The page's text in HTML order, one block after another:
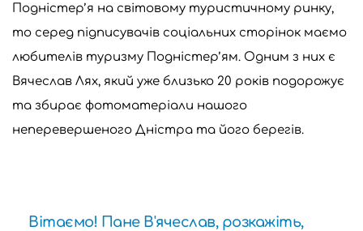
Подністер’я на світовому туристичному ринку,
то серед підписувачів соціальних сторінок маємо
любителів туризму Подністер’ям. Одним з них є
Вячеслав Лях, який уже близько 20 років подорожує
та збирає фотоматеріали нашого
неперевершеного Дністра та його берегів.
Вітаємо! Пане В'ячеслав, розкажіть,